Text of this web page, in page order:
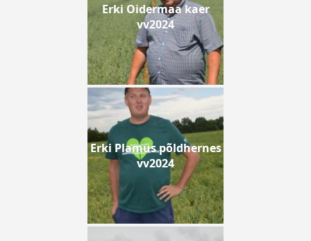
Erki Oidermaa kaer
vv2024
Erki Plamus põldhernes
vv2024